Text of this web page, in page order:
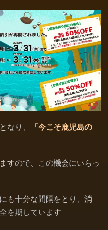
なり、
「今こそ鹿児島の
すので、この機会にいらっ
も十分な間隔をとり、消
を期しています